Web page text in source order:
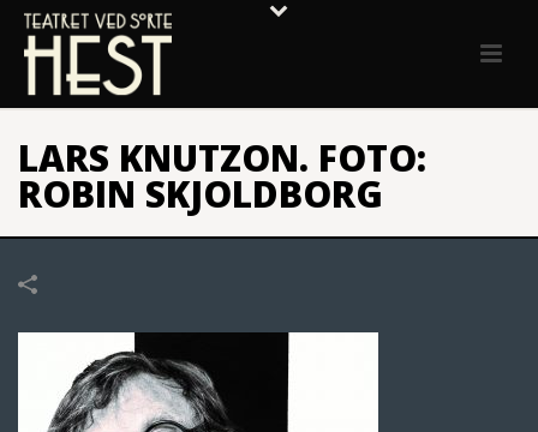
LARS KNUTZON. FOTO:
ROBIN SKJOLDBORG